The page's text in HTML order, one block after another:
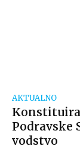
AKTUALNO
Podravske
vodstvo